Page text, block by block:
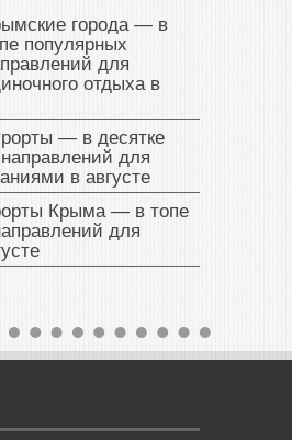
города — в
популярных
для
отдыха в
— в десятке
для
в августе
Крыма — в топе
для